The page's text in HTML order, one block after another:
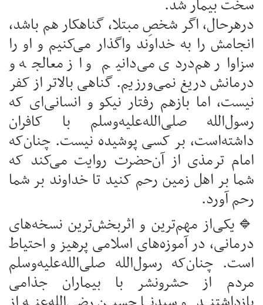
سخت بیمار شد.
درهرحال، اگر شخصِ مبتلا، گناهکار هم باشد،
انجامش را به خداوند واگذار می‌کنیم و او را
سزاوار هم‌دردی می‌دانیم و از معالجه و
درمانش دریغ نمی‌ورزیم. گناهی بالاتر از کفر
نیست، اما بازهم رفتار نیکو و انسانی‌ای که
رسول‌الله صلی‌الله‌علیه‌وسلم با کافران
داشته‌است، بر کسی پوشیده نیست. چنان‌که
امام ترمذی از آن‌حضرت روایت می‌کند که
شما بر اهل زمین رحم کنید تا خداوند بر شما
رحم آورد.
🔹یکی‌از مهم‌ترین و اثربخش‌ترین نسخه‌های
درمانی، در آموزه‌های اسلامی پرهیز و احتیاط
است. چنان‌که رسول‌الله صلی‌الله‌علیه‌وسلم
مردم از حشرونشر با بیماران جذامی